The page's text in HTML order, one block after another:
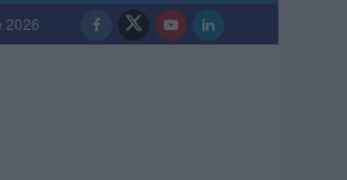
2026